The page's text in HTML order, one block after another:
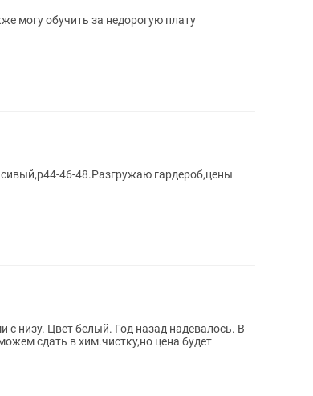
могу обучить за недорогую плату
46-48.Разгружаю гардероб,цены
с низу. Цвет белый. Год назад надевалось. В
сдать в хим.чистку,но цена будет